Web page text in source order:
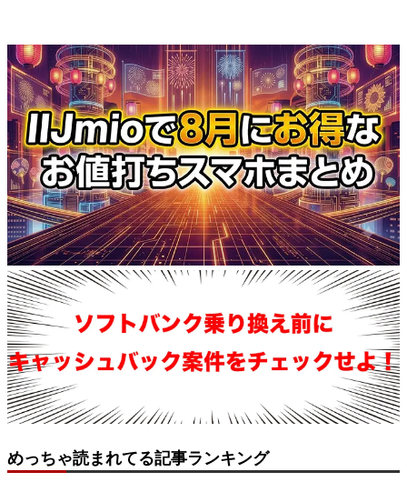
めっちゃ読まれてる記事ランキング